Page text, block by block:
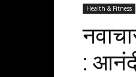
Health & Fitness
: